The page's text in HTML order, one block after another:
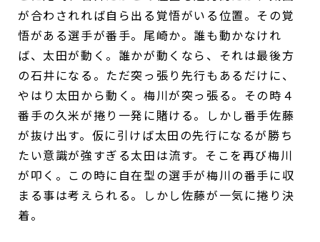
が合わされれば自ら出る覚悟がいる位置。その覚
悟がある選手が番手。尾崎か。誰も動かなけれ
ば、太田が動く。誰かが動くなら、それは最後方
の石井になる。ただ突っ張り先行もあるだけに、
やはり太田から動く。梅川が突っ張る。その時４
番手の久米が捲り一発に賭ける。しかし番手佐藤
が抜け出す。仮に引けば太田の先行になるが勝ち
たい意識が強すぎる太田は流す。そこを再び梅川
が叩く。この時に自在型の選手が梅川の番手に収
まる事は考えられる。しかし佐藤が一気に捲り決
着。